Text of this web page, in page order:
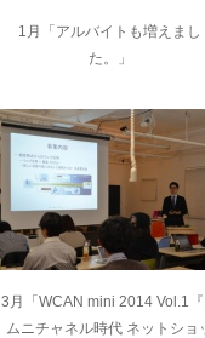
1月「アルバイトも増えまし
た。」
3月「WCAN mini 2014 Vol.1
ムニチャネル時代 ネットショ